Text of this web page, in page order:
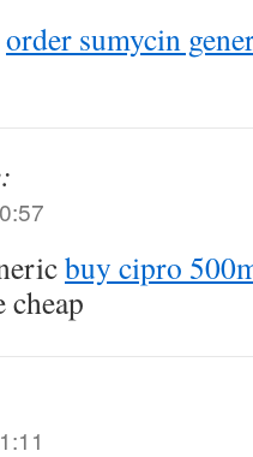
order sumycin
buy cipro
cheap